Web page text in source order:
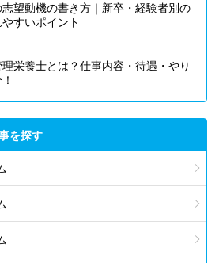
望動機の書き方｜新卒・経験者別の
すいポイント
栄養士とは？仕事内容・待遇・やり
を探す